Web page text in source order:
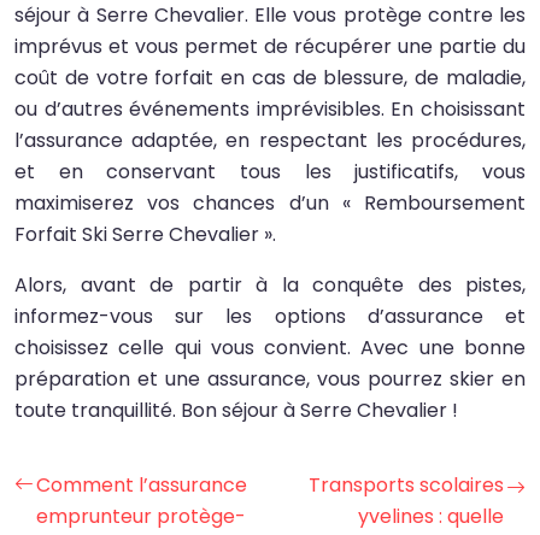
séjour à Serre Chevalier. Elle vous protège contre les
imprévus et vous permet de récupérer une partie du
coût de votre forfait en cas de blessure, de maladie,
ou d’autres événements imprévisibles. En choisissant
l’assurance adaptée, en respectant les procédures,
et en conservant tous les justificatifs, vous
maximiserez vos chances d’un « Remboursement
Forfait Ski Serre Chevalier ».
Alors, avant de partir à la conquête des pistes,
informez-vous sur les options d’assurance et
choisissez celle qui vous convient. Avec une bonne
préparation et une assurance, vous pourrez skier en
toute tranquillité. Bon séjour à Serre Chevalier !
Comment l’assurance
emprunteur protège-
Transports scolaires
yvelines : quelle